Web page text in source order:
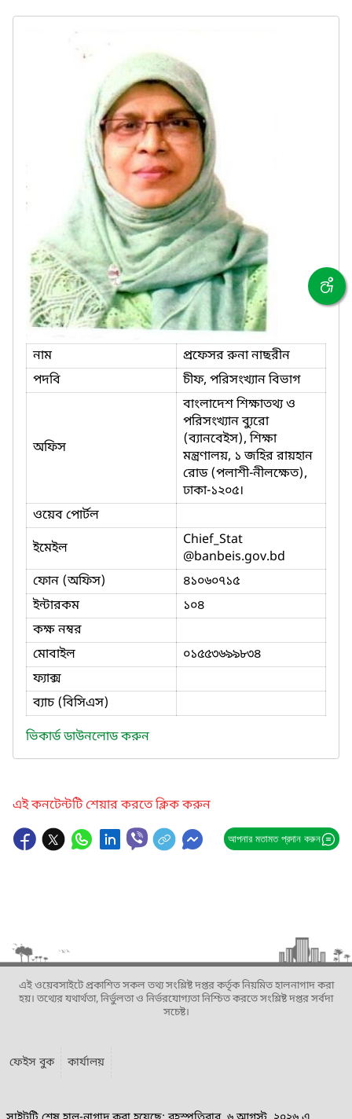
নাম
প্রফেসর রুনা নাছরীন
পদবি
চীফ, পরিসংখ্যান বিভাগ
অফিস
বাংলাদেশ শিক্ষাতথ্য ও
পরিসংখ্যান ব্যুরো
(ব্যানবেইস), শিক্ষা
মন্ত্রণালয়, ১ জহির রায়হান
রোড (পলাশী-নীলক্ষেত),
ঢাকা-১২০৫।
ওয়েব পোর্টল
ইমেইল
Chief_Stat
@banbeis.gov.bd
ফোন (অফিস)
৪১০৬০৭১৫
ইন্টারকম
১০৪
কক্ষ নম্বর
মোবাইল
০১৫৫৩৬৯৯৮৩৪
ফ্যাক্স
ব্যাচ (বিসিএস)
ভিকার্ড ডাউনলোড করুন
এই কনটেন্টটি শেয়ার করতে ক্লিক করুন
আপনার মতামত প্রদান করুন
এই ওয়েবসাইটে প্রকাশিত সকল তথ্য সংশ্লিষ্ট দপ্তর কর্তৃক নিয়মিত হালনাগাদ করা
হয়। তথ্যের যথার্থতা, নির্ভুলতা ও নির্ভরযোগ্যতা নিশ্চিত করতে সংশ্লিষ্ট দপ্তর সর্বদা
সচেষ্ট।
ফেইস বুক কার্যালয়